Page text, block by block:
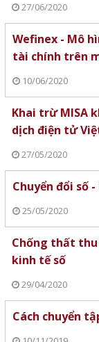
27/06/2020
Wefinex - Mô
tài chính trên
10/06/2020
Khai trừ MISA
dịch điện tử
27/05/2020
Chuyển đổi số
25/05/2020
Chống thất
kinh tế số
29/04/2020
Cách chuyển